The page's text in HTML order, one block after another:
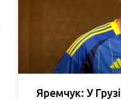
Яремчук: У